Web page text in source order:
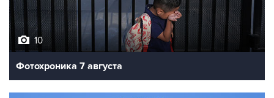
10
Фотохроника 7 августа